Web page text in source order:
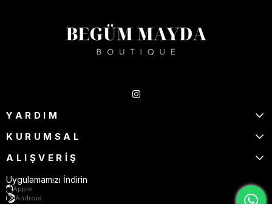
YARDIM
KURUMSAL
ALIŞVERİŞ
Uygulamamızı İndirin
Apple
Android